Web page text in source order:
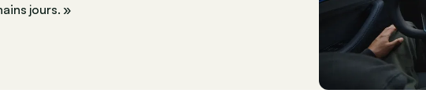
jours. »